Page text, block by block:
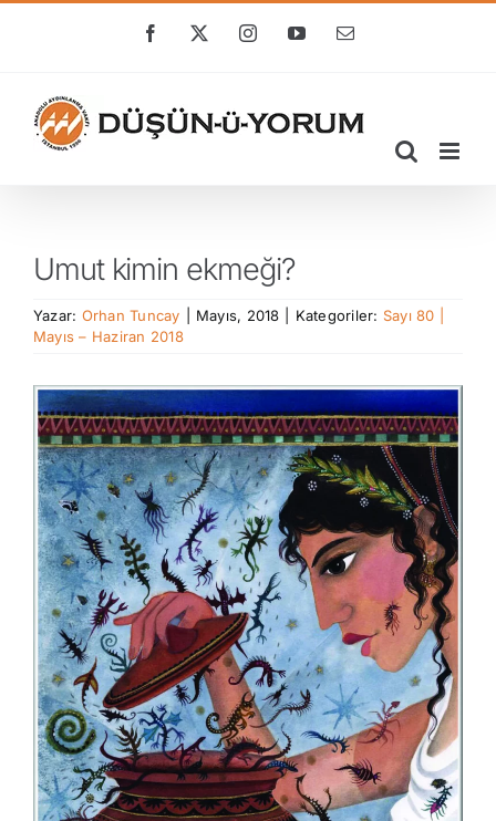
Facebook
X InstagramYouTube
E-
Umut kimin ekmeği?
Yazar: Orhan Tuncay Mayıs, 2018 Kategoriler: Sayı 80 |
Mayıs – Haziran 2018